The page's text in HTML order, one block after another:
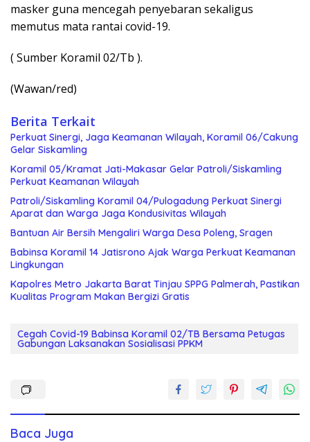
masker guna mencegah penyebaran sekaligus
memutus mata rantai covid-19.
( Sumber Koramil 02/Tb ).
(Wawan/red)
Berita Terkait
Perkuat Sinergi, Jaga Keamanan Wilayah, Koramil 06/Cakung
Gelar Siskamling
Koramil 05/Kramat Jati-Makasar Gelar Patroli/Siskamling
Perkuat Keamanan Wilayah
Patroli/Siskamling Koramil 04/Pulogadung Perkuat Sinergi
Aparat dan Warga Jaga Kondusivitas Wilayah
Bantuan Air Bersih Mengaliri Warga Desa Poleng, Sragen
Babinsa Koramil 14 Jatisrono Ajak Warga Perkuat Keamanan
Lingkungan
Kapolres Metro Jakarta Barat Tinjau SPPG Palmerah, Pastikan
Kualitas Program Makan Bergizi Gratis
Cegah Covid-19 Babinsa Koramil 02/TB Bersama Petugas
Gabungan Laksanakan Sosialisasi PPKM
Baca Juga